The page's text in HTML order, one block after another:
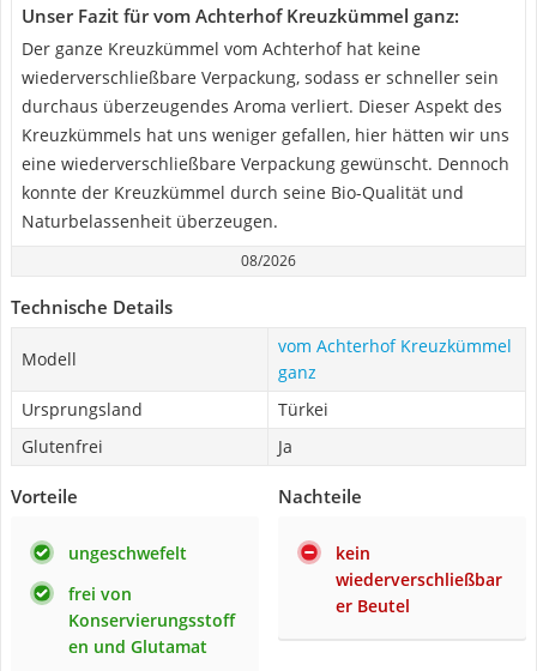
Unser Fazit für vom Achterhof Kreuzkümmel ganz:
Der ganze Kreuzkümmel vom Achterhof hat keine
wiederverschließbare Verpackung, sodass er schneller sein
durchaus überzeugendes Aroma verliert. Dieser Aspekt des
Kreuzkümmels hat uns weniger gefallen, hier hätten wir uns
eine wiederverschließbare Verpackung gewünscht. Dennoch
konnte der Kreuzkümmel durch seine Bio-Qualität und
Naturbelassenheit überzeugen.
08/2026
Technische Details
Modell
vom Achterhof Kreuzkümmel
ganz
Ursprungsland
Türkei
Glutenfrei
Ja
Vorteile
ungeschwefelt
frei von
Konservierungsstoff
en und Glutamat
Nachteile
kein
wiederverschließbar
er Beutel